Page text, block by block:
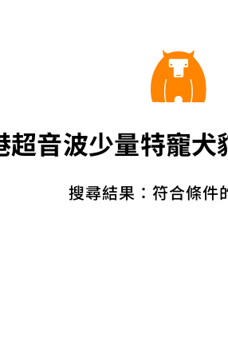
超音波少量特寵
搜尋結果：符合條件